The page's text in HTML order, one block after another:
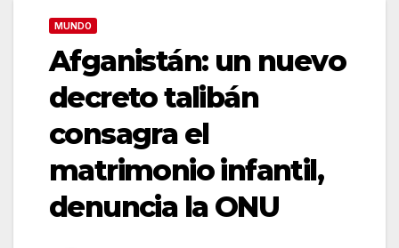
MUNDO
Afganistán: un nuevo
decreto talibán
consagra el
matrimonio infantil,
denuncia la ONU